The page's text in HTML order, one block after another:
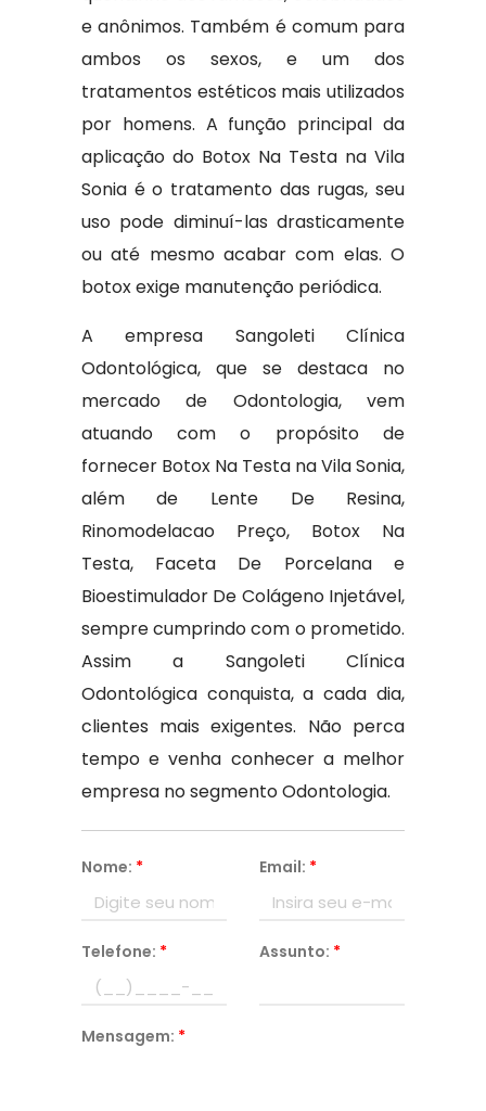
e anônimos. Também é comum para
ambos os sexos, e um dos
tratamentos estéticos mais utilizados
por homens. A função principal da
aplicação do Botox Na Testa na Vila
Sonia é o tratamento das rugas, seu
uso pode diminuí-las drasticamente
ou até mesmo acabar com elas. O
botox exige manutenção periódica.
A empresa Sangoleti Clínica
Odontológica, que se destaca no
mercado de Odontologia, vem
atuando com o propósito de
fornecer Botox Na Testa na Vila Sonia,
além de Lente De Resina,
Rinomodelacao Preço, Botox Na
Testa, Faceta De Porcelana e
Bioestimulador De Colágeno Injetável,
sempre cumprindo com o prometido.
Assim a Sangoleti Clínica
Odontológica conquista, a cada dia,
clientes mais exigentes. Não perca
tempo e venha conhecer a melhor
empresa no segmento Odontologia.
Nome: * Email: *
Telefone: * Assunto: *
Mensagem: *